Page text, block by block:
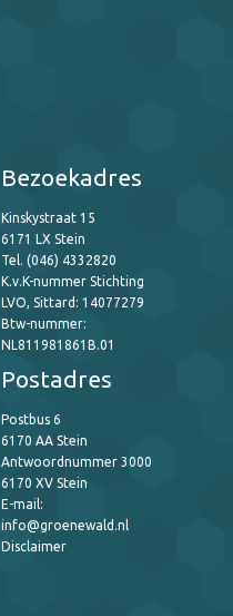
Bezoekadres
Kinskystraat 15
6171 LX Stein
Tel. (046) 4332820
K.v.K-nummer Stichting
LVO, Sittard: 14077279
Btw-nummer:
NL811981861B.01
Postadres
Postbus 6
6170 AA Stein
Antwoordnummer 3000
6170 XV Stein
E-mail:
info@groenewald.nl
Disclaimer